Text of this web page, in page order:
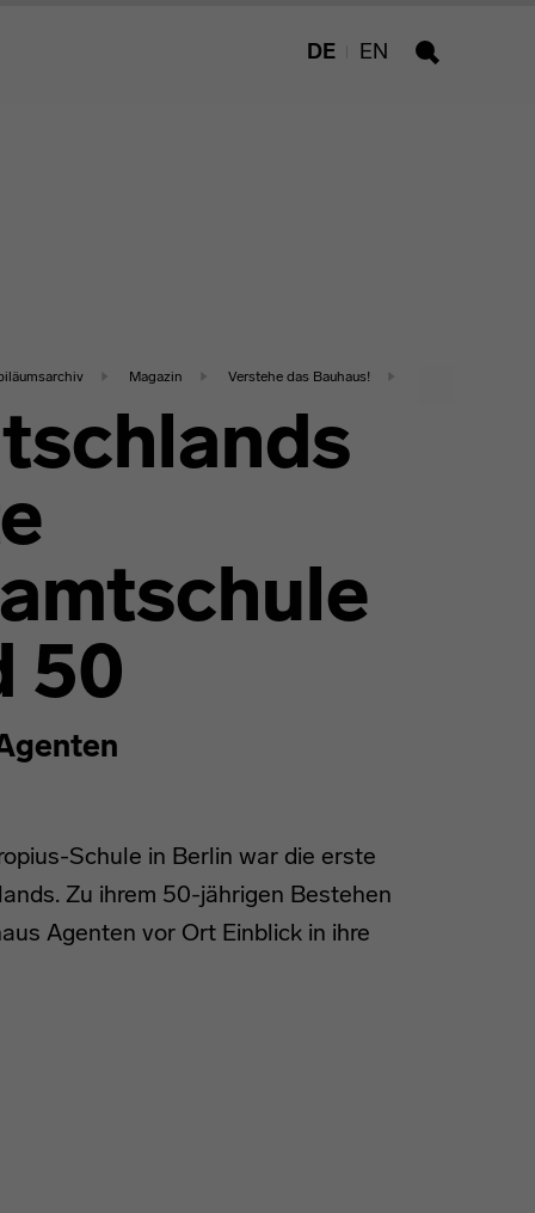
DE EN
Magazin Verstehe das Bauhaus!
50
Schule in Berlin war die erste
Zu ihrem 50-jährigen Bestehen
Agenten vor Ort Einblick in ihre